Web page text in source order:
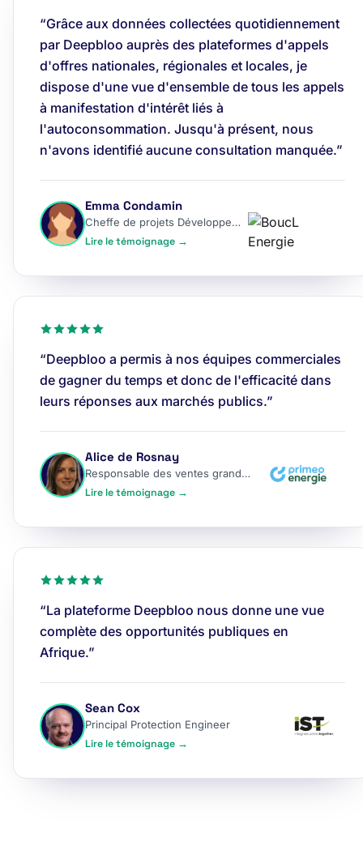
“Grâce aux données collectées quotidiennement
par Deepbloo auprès des plateformes d'appels
d'offres nationales, régionales et locales, je
dispose d'une vue d'ensemble de tous les appels
à manifestation d'intérêt liés à
l'autoconsommation. Jusqu'à présent, nous
n'avons identifié aucune consultation manquée.”
Emma Condamin
Cheffe de projets Développement
Lire le témoignage →
“Deepbloo a permis à nos équipes commerciales
de gagner du temps et donc de l'efficacité dans
leurs réponses aux marchés publics.”
Alice de Rosnay
Responsable des ventes grands comptes
Lire le témoignage →
“La plateforme Deepbloo nous donne une vue
complète des opportunités publiques en
Afrique.”
Sean Cox
Principal Protection Engineer
Lire le témoignage →